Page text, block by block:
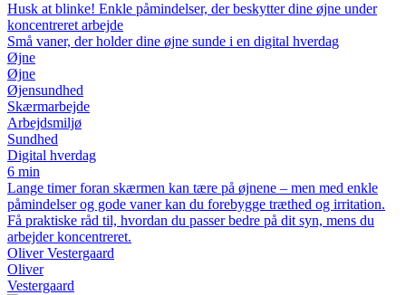
Husk at blinke! Enkle påmindelser, der beskytter dine øjne under
koncentreret arbejde
Små vaner, der holder dine øjne sunde i en digital hverdag
Øjne
Øjne
Øjensundhed
Skærmarbejde
Arbejdsmiljø
Sundhed
Digital hverdag
6 min
Lange timer foran skærmen kan tære på øjnene – men med enkle
påmindelser og gode vaner kan du forebygge træthed og irritation.
Få praktiske råd til, hvordan du passer bedre på dit syn, mens du
arbejder koncentreret.
Oliver Vestergaard
Oliver
Vestergaard